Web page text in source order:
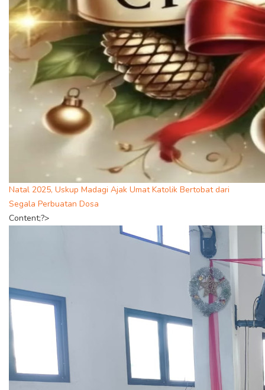
Natal 2025, Uskup Madagi Ajak Umat Katolik Bertobat dari
Segala Perbuatan Dosa
Content;?>